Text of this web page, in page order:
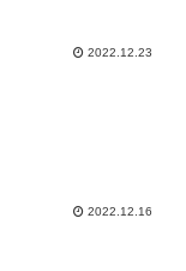
2022.12.23
2022.12.16